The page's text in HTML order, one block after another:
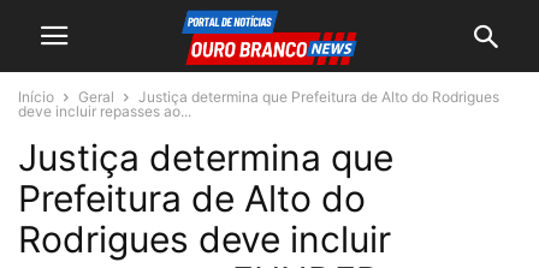
Início Geral
Justiça determina que Prefeitura de Alto do Rodrigues
deve incluir repasses ao...
Justiça determina que
Prefeitura de Alto do
Rodrigues deve incluir